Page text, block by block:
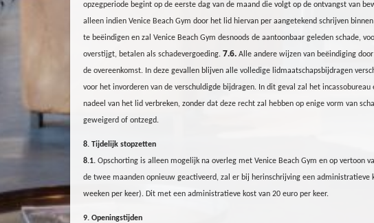
opzegperiode begint op de eerste dag van de maand die volgt op de ontvangst van
alleen indien Venice Beach Gym door het lid hiervan per aangetekend schrijven
te beëindigen en zal Venice Beach Gym desnoods de aantoonbaar geleden schade,
overstijgt, betalen als schadevergoeding. 7.6. Alle andere wijzen van beëindiging
de overeenkomst. In deze gevallen blijven alle volledige lidmaatschapsbijdragen
voor het invorderen van de verschuldigde bijdragen. In dit geval zal het
nadeel van het lid verbreken, zonder dat deze recht zal hebben op enige vorm van
geweigerd of ontzegd.
8. Tijdelijk stopzetten
8.1. Opschorting is alleen mogelijk na overleg met Venice Beach Gym en op vertoon
de twee maanden opnieuw geactiveerd, zal er bij herinschrijving een administratieve
weeken per keer). Dit met een administratieve kost van 20 euro per keer.
9. Openingstijden